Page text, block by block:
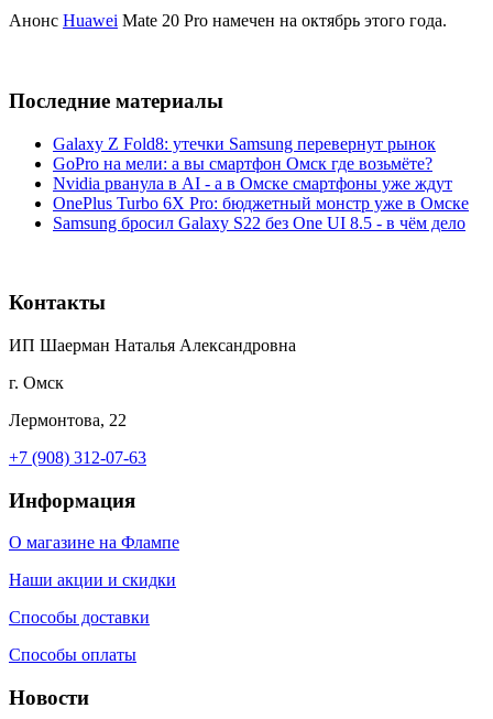
Анонс Huawei Mate 20 Pro намечен на октябрь этого года.
Последние материалы
Galaxy Z Fold8: утечки Samsung перевернут рынок
GoPro на мели: а вы смартфон Омск где возьмёте?
Nvidia рванула в AI - а в Омске смартфоны уже ждут
OnePlus Turbo 6X Pro: бюджетный монстр уже в Омске
Samsung бросил Galaxy S22 без One UI 8.5 - в чём дело
Контакты
ИП Шаерман Наталья Александровна
г. Омск
Лермонтова, 22
+7 (908) 312-07-63
Информация
О магазине на Флампе
Наши акции и скидки
Способы доставки
Способы оплаты
Новости